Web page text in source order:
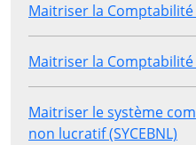
Maitriser la
Maitriser la
Maitriser le système
non lucratif (SYCEBNL)